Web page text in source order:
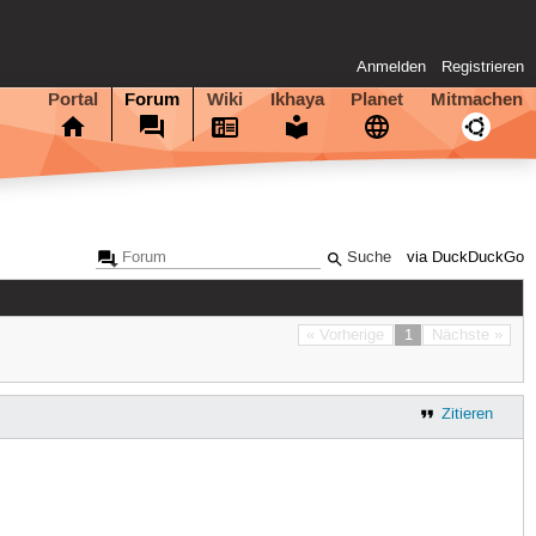
Anmelden Registrieren
Portal Forum Wiki Ikhaya Planet Mitmachen
via DuckDuckGo
« Vorherige 1 Nächste »
Zitieren